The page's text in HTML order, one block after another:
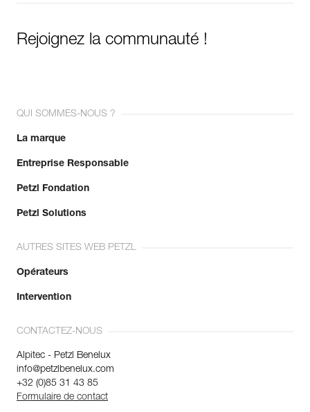
Rejoignez la communauté !
QUI SOMMES-NOUS ?
La marque
Entreprise Responsable
Petzl Fondation
Petzl Solutions
AUTRES SITES WEB PETZL
Opérateurs
Intervention
CONTACTEZ-NOUS
Alpitec - Petzl Benelux
info@petzlbenelux.com
+32 (0)85 31 43 85
Formulaire de contact